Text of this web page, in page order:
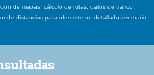
de mapas, cálculo de rutas, datos de tráfico
de distancias para ofrecerte un detallado itenerario